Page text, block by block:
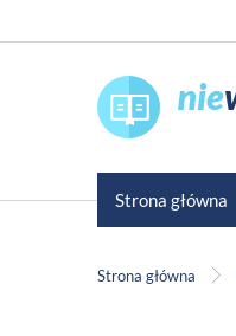
Strona główna
Strona główna